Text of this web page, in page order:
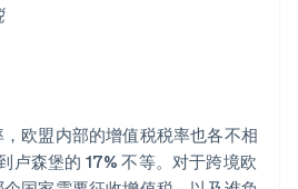
欧盟内部的增值税税率也各不相
卢森堡的 17% 不等。对于跨境欧